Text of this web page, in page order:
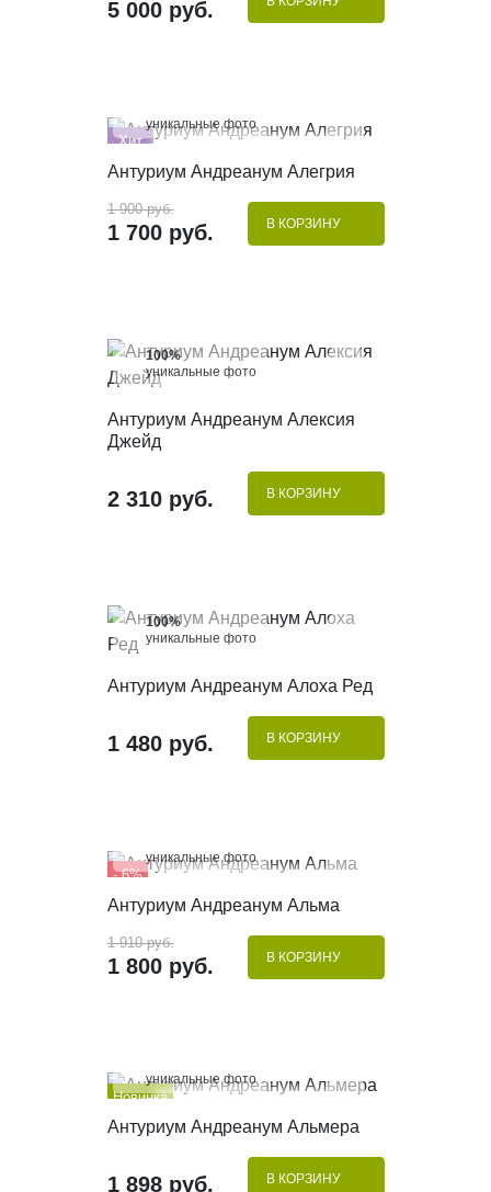
5 000 руб.
Хит
- 11%
уникальные фото
Антуриум Андреанум Алегрия
1 900 руб.
1 700 руб. В КОРЗИНУ
100%
уникальные фото
КУПИТЬ В 1 КЛИК
Антуриум Андреанум Алексия
Джейд
2 310 руб. В КОРЗИНУ
100%
уникальные фото
КУПИТЬ В 1 КЛИК
Антуриум Андреанум Алоха Ред
1 480 руб. В КОРЗИНУ
- 6%
уникальные фото
Антуриум Андреанум Альма
1 910 руб.
1 800 руб. В КОРЗИНУ
Новинка
уникальные фото
Антуриум Андреанум Альмера
1 898 руб. В КОРЗИНУ